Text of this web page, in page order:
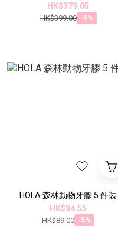
HK$379.05
HK$399.00 -5%
HOLA 森林動物牙膠 5 件裝
HK$84.55
HK$89.00 -5%